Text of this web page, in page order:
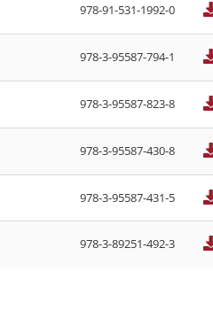
978-91-531-1992-0
978-3-95587-794-1
978-3-95587-823-8
978-3-95587-430-8
978-3-95587-431-5
978-3-89251-492-3